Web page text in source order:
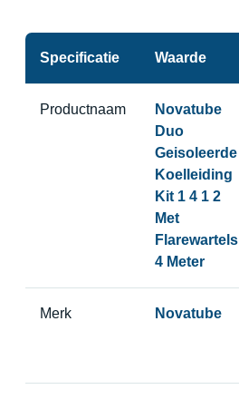
Specificatie Waarde
Productnaam
Novatube
Duo
Geisoleerde
Koelleiding
Kit 1 4 1 2
Met
Flarewartels
4 Meter
Merk Novatube